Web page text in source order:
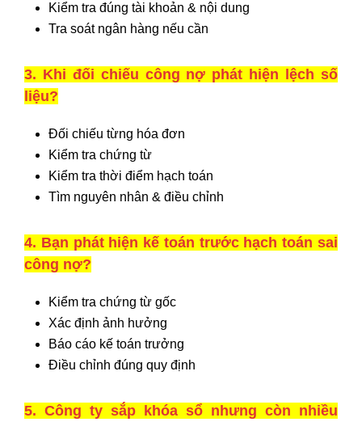
Kiểm tra đúng tài khoản & nội dung
Tra soát ngân hàng nếu cần
3. Khi đối chiếu công nợ phát hiện lệch số
liệu?
Đối chiếu từng hóa đơn
Kiểm tra chứng từ
Kiểm tra thời điểm hạch toán
Tìm nguyên nhân & điều chỉnh
4. Bạn phát hiện kế toán trước hạch toán sai
công nợ?
Kiểm tra chứng từ gốc
Xác định ảnh hưởng
Báo cáo kế toán trưởng
Điều chỉnh đúng quy định
5. Công ty sắp khóa sổ nhưng còn nhiều